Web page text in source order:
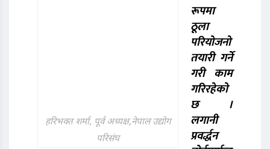
हरिभक्त शर्मा, पूर्व अध्यक्ष,नेपाल उद्योग
परिसंघ
रूपमा
ठूला
परियाेजनाे
तयारी गर्ने
गरी काम
गरिरहेको
छ ।
लगानी
प्रवर्द्धन